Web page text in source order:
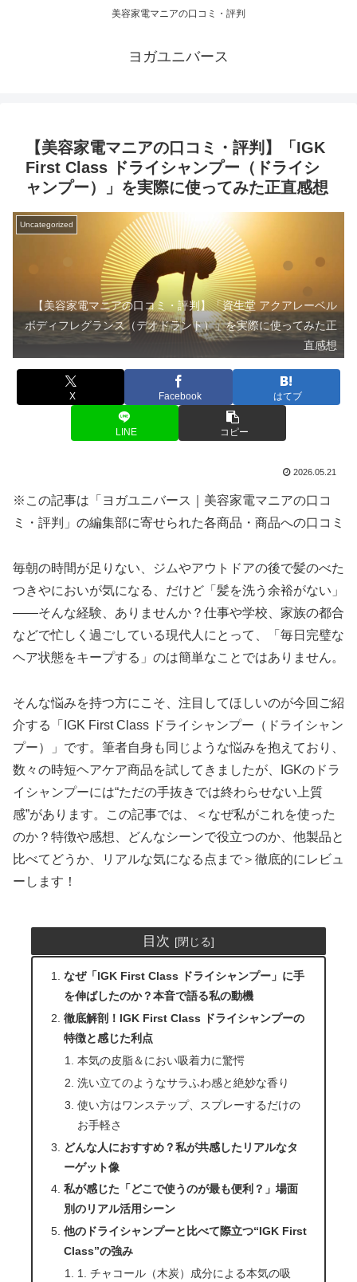
美容家電マニアの口コミ・評判
ヨガユニバース
【美容家電マニアの口コミ・評判】「IGK
First Class ドライシャンプー（ドライシ
ャンプー）」を実際に使ってみた正直感想
Uncategorized
【美容家電マニアの口コミ・評判】「資生堂 アクアレーベル
ボディフレグランス（デオドラント）」を実際に使ってみた正
直感想
X Facebook はてブ
LINE コピー
2026.05.21
※この記事は「ヨガユニバース｜美容家電マニアの口コ
ミ・評判」の編集部に寄せられた各商品・商品への口コミ
毎朝の時間が足りない、ジムやアウトドアの後で髪のべた
つきやにおいが気になる、だけど「髪を洗う余裕がない」
――そんな経験、ありませんか？仕事や学校、家族の都合
などで忙しく過ごしている現代人にとって、「毎日完璧な
ヘア状態をキープする」のは簡単なことではありません。
そんな悩みを持つ方にこそ、注目してほしいのが今回ご紹
介する「IGK First Class ドライシャンプー（ドライシャン
プー）」です。筆者自身も同じような悩みを抱えており、
数々の時短ヘアケア商品を試してきましたが、IGKのドラ
イシャンプーには“ただの手抜きでは終わらせない上質
感”があります。この記事では、＜なぜ私がこれを使った
のか？特徴や感想、どんなシーンで役立つのか、他製品と
比べてどうか、リアルな気になる点まで＞徹底的にレビュ
ーします！
目次
なぜ「IGK First Class ドライシャンプー」に手
を伸ばしたのか？本音で語る私の動機
徹底解剖！IGK First Class ドライシャンプーの
特徴と感じた利点
本気の皮脂＆におい吸着力に驚愕
洗い立てのようなサラふわ感と絶妙な香り
使い方はワンステップ、スプレーするだけの
お手軽さ
どんな人におすすめ？私が共感したリアルなタ
ーゲット像
私が感じた「どこで使うのが最も便利？」場面
別のリアル活用シーン
他のドライシャンプーと比べて際立つ“IGK First
Class”の強み
1. チャコール（木炭）成分による本気の吸